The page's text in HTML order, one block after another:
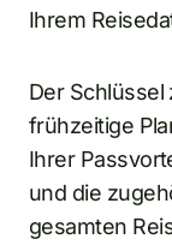
Ihrem
Der
frühzeitige
Ihrer
und die
gesamten